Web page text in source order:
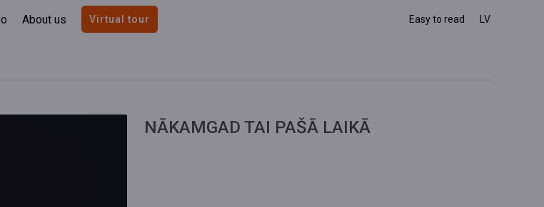
About us Virtual tour Easy to read LV
NĀKAMGAD TAI PAŠĀ LAIKĀ